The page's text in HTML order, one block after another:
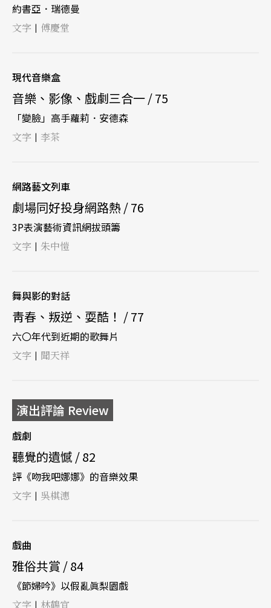
約書亞．瑞德曼
文字 | 傅慶堂
現代音樂盒
音樂、影像、戲劇三合一 / 75
「變臉」高手蘿莉．安德森
文字 | 李茶
網路藝文列車
劇場同好投身網路熱 / 76
3P表演藝術資訊網拔頭籌
文字 | 朱中愷
舞與影的對話
靑春、叛逆、耍酷！ / 77
六〇年代到近期的歌舞片
文字 | 聞天祥
演出評論 Review
戲劇
聽覺的遺憾 / 82
評《吻我吧娜娜》的音樂效果
文字 | 吳棋潓
戲曲
雅俗共賞 / 84
《節婦吟》以假亂眞梨園戲
文字 | 林鶴宜